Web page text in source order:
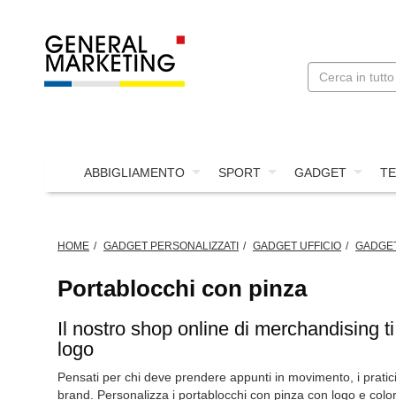
ABBIGLIAMENTO SPORT GADGET
HOME GADGET PERSONALIZZATI GADGET UFFICIO
Portablocchi con pinza
Il nostro shop online di merchandising
logo
Pensati per chi deve prendere appunti in movimento, i
brand. Personalizza i portablocchi con pinza con logo e